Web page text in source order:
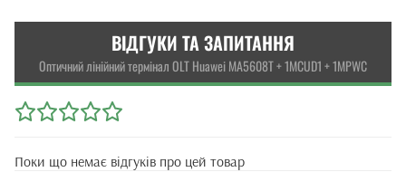
ВІДГУКИ ТА ЗАПИТАННЯ
Оптичний лінійний термінал OLT Huawei MA5608T + 1MCUD1 + 1MPWC
Поки що немає відгуків про цей товар